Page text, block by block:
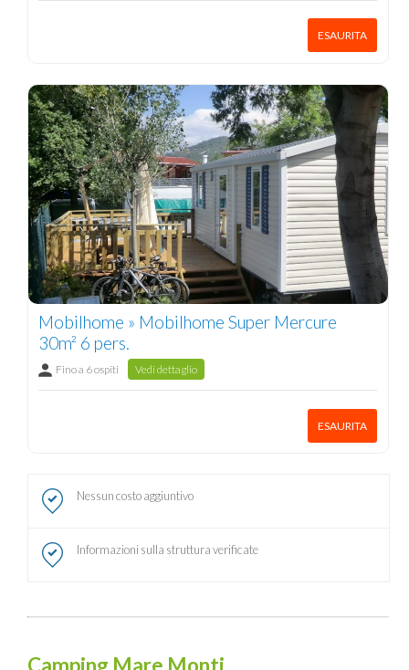
ESAURITA
Mobilhome » Mobilhome Super Mercure
30m² 6 pers.
Fino a 6 ospiti Vedi dettaglio
ESAURITA
Nessun costo aggiuntivo
Informazioni sulla struttura verificate
Camping Mare Monti